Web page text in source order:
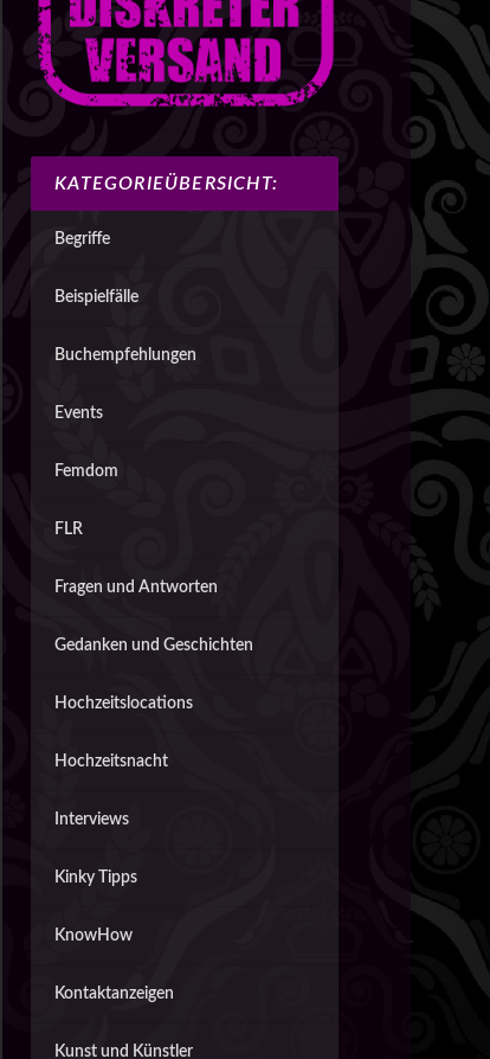
KATEGORIEÜBERSICHT:
Begriffe
Beispielfälle
Buchempfehlungen
Events
Femdom
FLR
Fragen und Antworten
Gedanken und Geschichten
Hochzeitslocations
Hochzeitsnacht
Interviews
Kinky Tipps
KnowHow
Kontaktanzeigen
Kunst und Künstler